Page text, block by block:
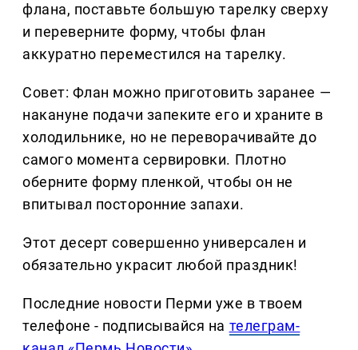
флана, поставьте большую тарелку сверху
и переверните форму, чтобы флан
аккуратно переместился на тарелку.
Совет: Флан можно приготовить заранее —
накануне подачи запеките его и храните в
холодильнике, но не переворачивайте до
самого момента сервировки. Плотно
оберните форму пленкой, чтобы он не
впитывал посторонние запахи.
Этот десерт совершенно универсален и
обязательно украсит любой праздник!
Последние новости Перми уже в твоем
телефоне - подписывайся на телеграм-